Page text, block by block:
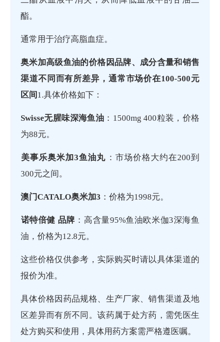
酯。
通常用于治疗高脂血症。
奥米加高级鱼油的价格因品牌、成分含量和销售
渠道不同而有所差异，通常市场价在100-500元
区间‌‌1.具体价格如下：
Swisse无腥味深海鱼油 ‌：1500mg 400粒装，价格
为88元‌。
美事乐奥米加3鱼油丸 ‌：市场价格大约在200到
300元之间‌。
澳门CATALO奥米加3 ‌：价格为1998元‌。
诺特倍健 品牌 ‌：高含量95%鱼油欧米伽3深海鱼
油，价格为12.8元‌。
这些价格仅供参考，实际购买时请以具体渠道的
报价为准。
具体价格因药品规格、生产厂家、销售渠道及地
区差异而有所不同。该药属于处方药，需凭医生
处方购买和使用，具体用药方案需严格遵医嘱。‌